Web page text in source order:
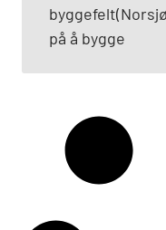
på å bygge